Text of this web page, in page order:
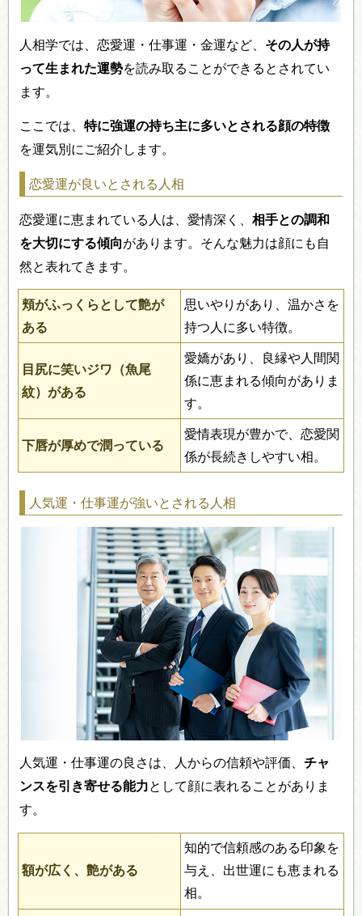
人相学では、恋愛運・仕事運・金運など、 その人が持
って生まれた運勢を読み取ることができるとされてい
ます。
ここでは、特に強運の持ち主に多いとされる顔の特徴
を運気別にご紹介します。
恋愛運が良いとされる人相
恋愛運に恵まれている人は、愛情深く、相手との調和
を大切にする傾向があります。そんな魅力は顔にも自
然と表れてきます。
頬がふっくらとして艶が
ある
思いやりがあり、温かさを
持つ人に多い特徴。
目尻に笑いジワ（魚尾
紋）がある
愛嬌があり、良縁や人間関
係に恵まれる傾向がありま
す。
下唇が厚めで潤っている
愛情表現が豊かで、恋愛関
係が長続きしやすい相。
人気運・仕事運が強いとされる人相
人気運・仕事運の良さは、人からの信頼や評価、チャ
ンスを引き寄せる能力として顔に表れることがありま
す。
額が広く、艶がある
知的で信頼感のある印象を
与え、出世運にも恵まれる
相。